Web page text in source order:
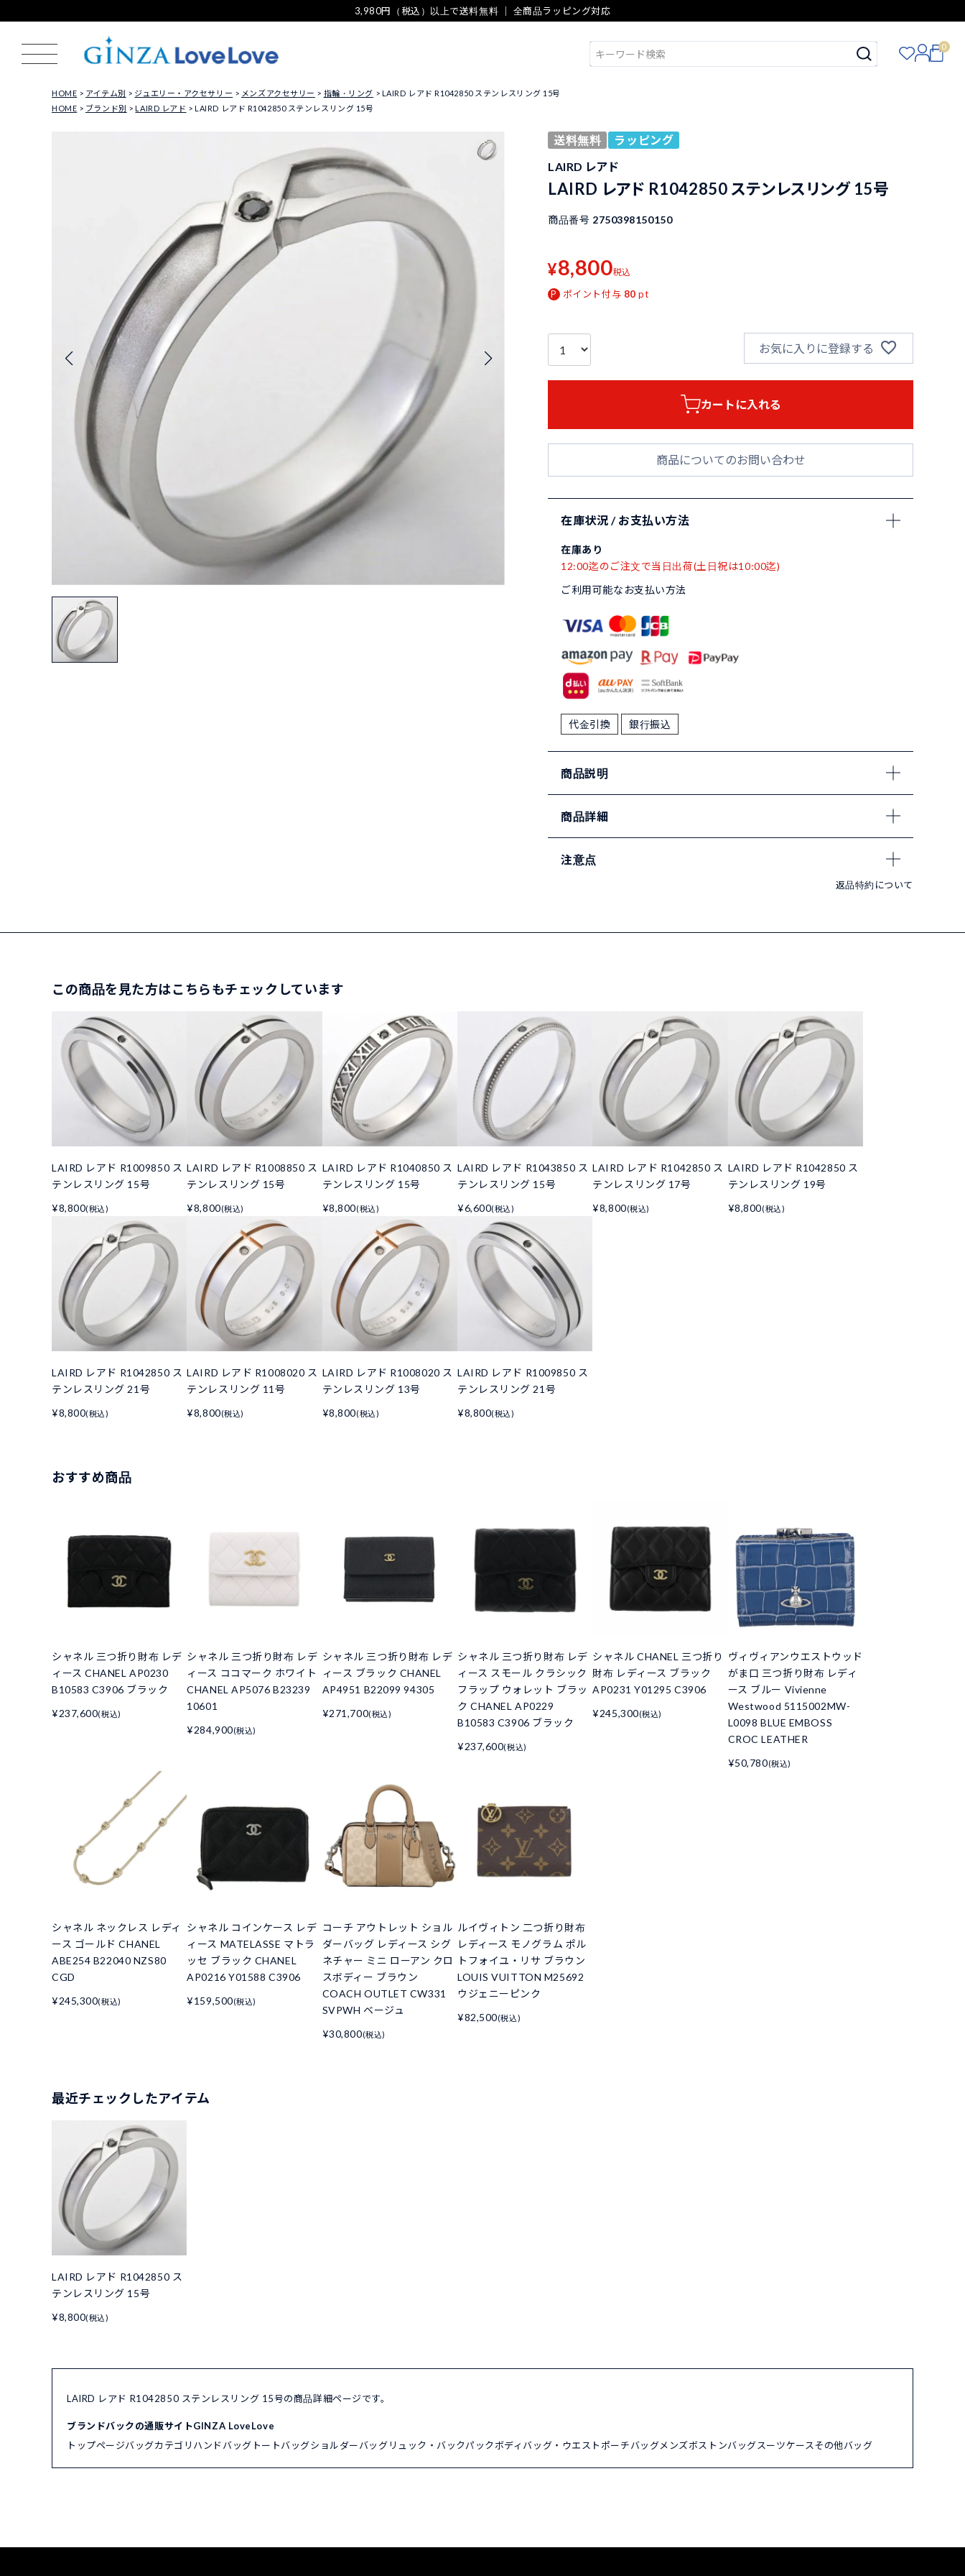
3,980円（税込）以上で送料無料 ｜ 全商品ラッピング対応
0
HOME アイテム別 ジュエリー・アクセサリー メンズアクセサリー 指輪・リング
LAIRD レアド R1042850 ステンレスリング 15号
HOME
ブランド別 LAIRD レアド LAIRD レアド R1042850 ステンレスリング 15号
送料無料
ラッピング
LAIRD レアド
LAIRD レアド R1042850 ステンレスリング 15号
商品番号 2750398150150
¥8,800税込
ポイント付与 80 pt
お気に入りに登録する
カートに入れる
商品についてのお問い合わせ
在庫状況 / お支払い方法
在庫あり
12:00迄のご注文で当日出荷(土日祝は10:00迄)
ご利用可能なお支払い方法
代金引換 銀行振込
商品説明
商品詳細
注意点
返品特約について
この商品を見た方はこちらもチェックしています
LAIRD レアド R1009850 ス
テンレスリング 15号
¥8,800(税込)
LAIRD レアド R1008850 ス
テンレスリング 15号
¥8,800(税込)
LAIRD レアド R1040850 ス
テンレスリング 15号
¥8,800(税込)
LAIRD レアド R1043850 ス
テンレスリング 15号
¥6,600(税込)
LAIRD レアド R1042850 ス
テンレスリング 17号
¥8,800(税込)
LAIRD レアド R1042850 ス
テンレスリング 19号
¥8,800(税込)
LAIRD レアド R1042850 ス
テンレスリング 21号
¥8,800(税込)
LAIRD レアド R1008020 ス
テンレスリング 11号
¥8,800(税込)
LAIRD レアド R1008020 ス
テンレスリング 13号
¥8,800(税込)
LAIRD レアド R1009850 ス
テンレスリング 21号
¥8,800(税込)
おすすめ商品
シャネル 三つ折り財布 レデ
ィース CHANEL AP0230
B10583 C3906 ブラック
¥237,600(税込)
シャネル 三つ折り財布 レデ
ィース ココマーク ホワイト
CHANEL AP5076 B23239
10601
¥284,900(税込)
シャネル 三つ折り財布 レデ
ィース ブラック CHANEL
AP4951 B22099 94305
¥271,700(税込)
シャネル 三つ折り財布 レデ
ィース スモール クラシック
フラップ ウォレット ブラッ
ク CHANEL AP0229
B10583 C3906 ブラック
¥237,600(税込)
シャネル CHANEL 三つ折り
財布 レディース ブラック
AP0231 Y01295 C3906
¥245,300(税込)
ヴィヴィアンウエストウッド
がま口 三つ折り財布 レディ
ース ブルー Vivienne
Westwood 5115002MW-
L0098 BLUE EMBOSS
CROC LEATHER
¥50,780(税込)
シャネル ネックレス レディ
ース ゴールド CHANEL
ABE254 B22040 NZS80
CGD
¥245,300(税込)
シャネル コインケース レデ
ィース MATELASSE マトラ
ッセ ブラック CHANEL
AP0216 Y01588 C3906
¥159,500(税込)
コーチ アウトレット ショル
ダーバッグ レディース シグ
ネチャー ミニ ローアン クロ
スボディー ブラウン
COACH OUTLET CW331
SVPWH ベージュ
¥30,800(税込)
ルイヴィトン 二つ折り財布
レディース モノグラム ポル
トフォイユ・リサ ブラウン
LOUIS VUITTON M25692
ウジェニーピンク
¥82,500(税込)
最近チェックしたアイテム
LAIRD レアド R1042850 ス
テンレスリング 15号
¥8,800(税込)
LAIRD レアド R1042850 ステンレスリング 15号の商品詳細ページです。
ブランドバックの通販サイトGINZA LoveLove
トップページバッグカテゴリ ハンドバッグ トートバッグショルダーバッグリュック・バックパックボディバッグ・ウエストポーチバッグメンズボストンバッグスーツケースその他バッグ